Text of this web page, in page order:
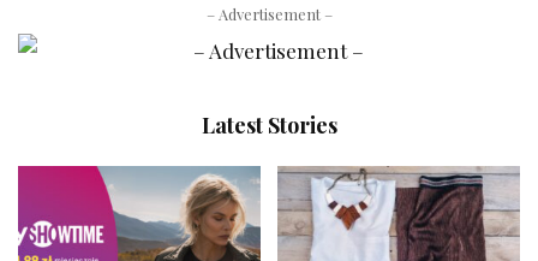
– Advertisement –
Latest Stories